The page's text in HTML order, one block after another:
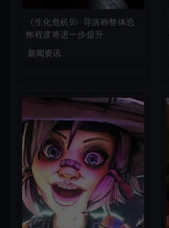
《生化危机9》导演称整体恐
怖程度将进一步提升
新闻资讯